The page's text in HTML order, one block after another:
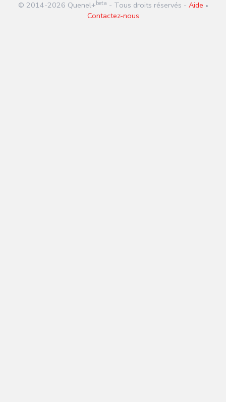
© 2014-2026 Quenel+beta - Tous droits réservés - Aide •
Contactez-nous